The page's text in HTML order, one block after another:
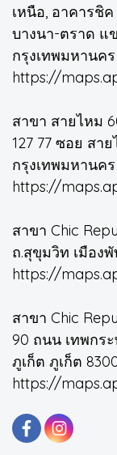
เหนือ, อาคารชิ
บางนา-ตราด แ
กรุงเทพมหานคร
https://
สาขา สายไหม
127 77 ซอย สา
กรุงเทพมหานคร
https://
สาขา Chic
ถ.สุขุมวิท เมือง
https://
สาขา Chic
90 ถนน เทพกร
ภูเก็ต ภูเก็ต
https://